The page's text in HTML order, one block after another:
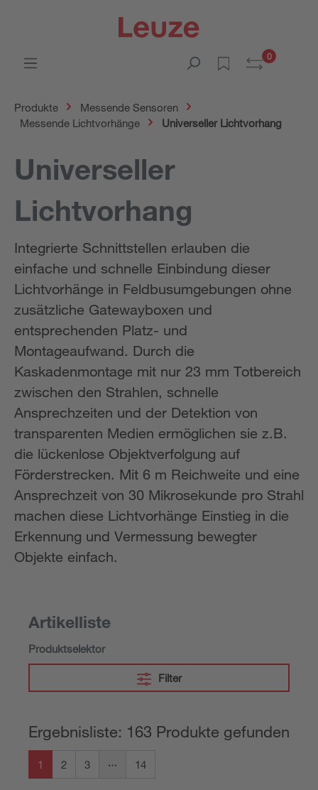
0
Produkte
Messende Sensoren
Messende Lichtvorhänge
Universeller Lichtvorhang
Universeller
Lichtvorhang
Integrierte Schnittstellen erlauben die
einfache und schnelle Einbindung dieser
Lichtvorhänge in Feldbusumgebungen ohne
zusätzliche Gatewayboxen und
entsprechenden Platz- und
Montageaufwand. Durch die
Kaskadenmontage mit nur 23 mm Totbereich
zwischen den Strahlen, schnelle
Ansprechzeiten und der Detektion von
transparenten Medien ermöglichen sie z.B.
die lückenlose Objektverfolgung auf
Förderstrecken. Mit 6 m Reichweite und eine
Ansprechzeit von 30 Mikrosekunde pro Strahl
machen diese Lichtvorhänge Einstieg in die
Erkennung und Vermessung bewegter
Objekte einfach.
Artikelliste
Produktselektor
Filter
Ergebnisliste: 163 Produkte gefunden
1 2 3 14